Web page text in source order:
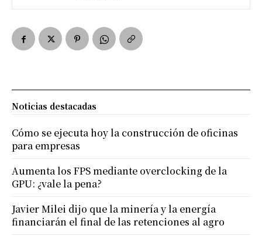
Noticias destacadas
Cómo se ejecuta hoy la construcción de oficinas
para empresas
Aumenta los FPS mediante overclocking de la
GPU: ¿vale la pena?
Javier Milei dijo que la minería y la energía
financiarán el final de las retenciones al agro